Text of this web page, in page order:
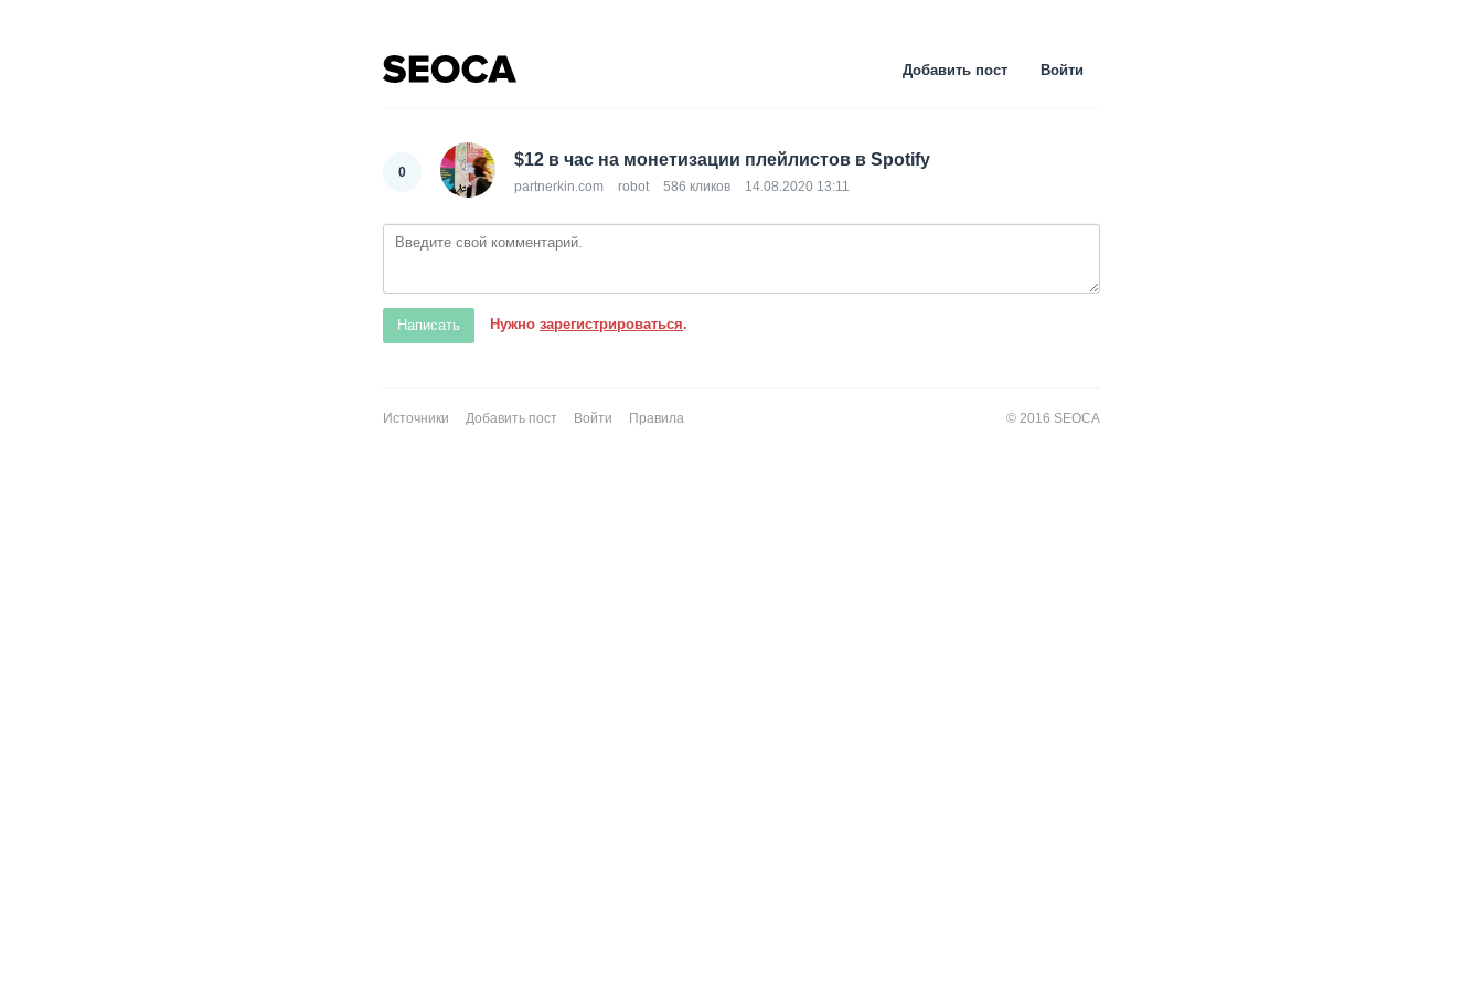
Добавить пост Войти
0
$12 в час на монетизации плейлистов в Spotify
partnerkin.com robot 586 кликов 14.08.2020 13:11
Нужно зарегистрироваться.
Источники Добавить пост Войти Правила © 2016 SEOCA